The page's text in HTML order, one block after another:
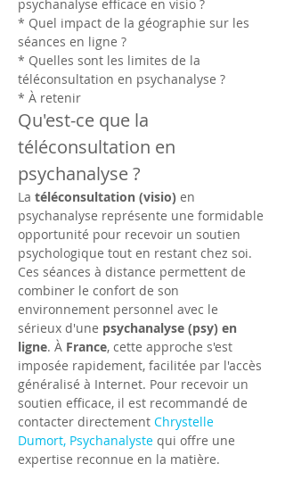
psychanalyse efficace en visio ?
* Quel impact de la géographie sur les
séances en ligne ?
* Quelles sont les limites de la
téléconsultation en psychanalyse ?
* À retenir
Qu'est-ce que la
téléconsultation en
psychanalyse ?
La téléconsultation (visio) en
psychanalyse représente une formidable
opportunité pour recevoir un soutien
psychologique tout en restant chez soi.
Ces séances à distance permettent de
combiner le confort de son
environnement personnel avec le
sérieux d'une psychanalyse (psy) en
ligne. À France, cette approche s'est
imposée rapidement, facilitée par l'accès
généralisé à Internet. Pour recevoir un
soutien efficace, il est recommandé de
contacter directement Chrystelle
Dumort, Psychanalyste qui offre une
expertise reconnue en la matière.